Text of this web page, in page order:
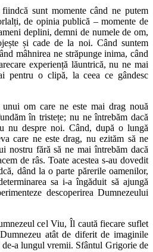
sunt momente când ne putem
de opinia publică – momente de
deplini, demni de numele de om,
și cade de la noi. Când suntem
mâhnirea ne străpunge inima, când
experiență lăuntrică, nu ne mai
pentru o clipă, la ceea ce gândesc
unui om care ne este mai drag nouă
în tristețe; nu ne întrebăm dacă
nu despre noi. Când, după o lungă
care ne este drag, nu ezităm să ne
nostru fără să ne mai întrebăm dacă
de râs. Toate acestea s-au dovedit
dând la o parte părerile oamenilor,
sa i-a îngăduit să ajungă
descoperirea Dumnezeului
cel Viu, Îl caută fiecare suflet
atât de diferit de imaginile
a lungul vremii. Sfântul Grigorie de